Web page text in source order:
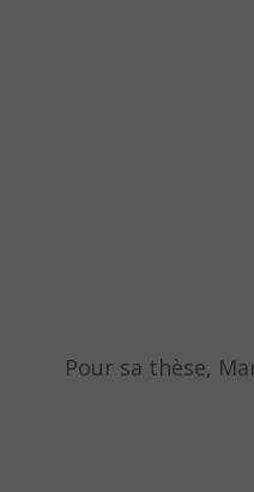
Pour sa thèse,